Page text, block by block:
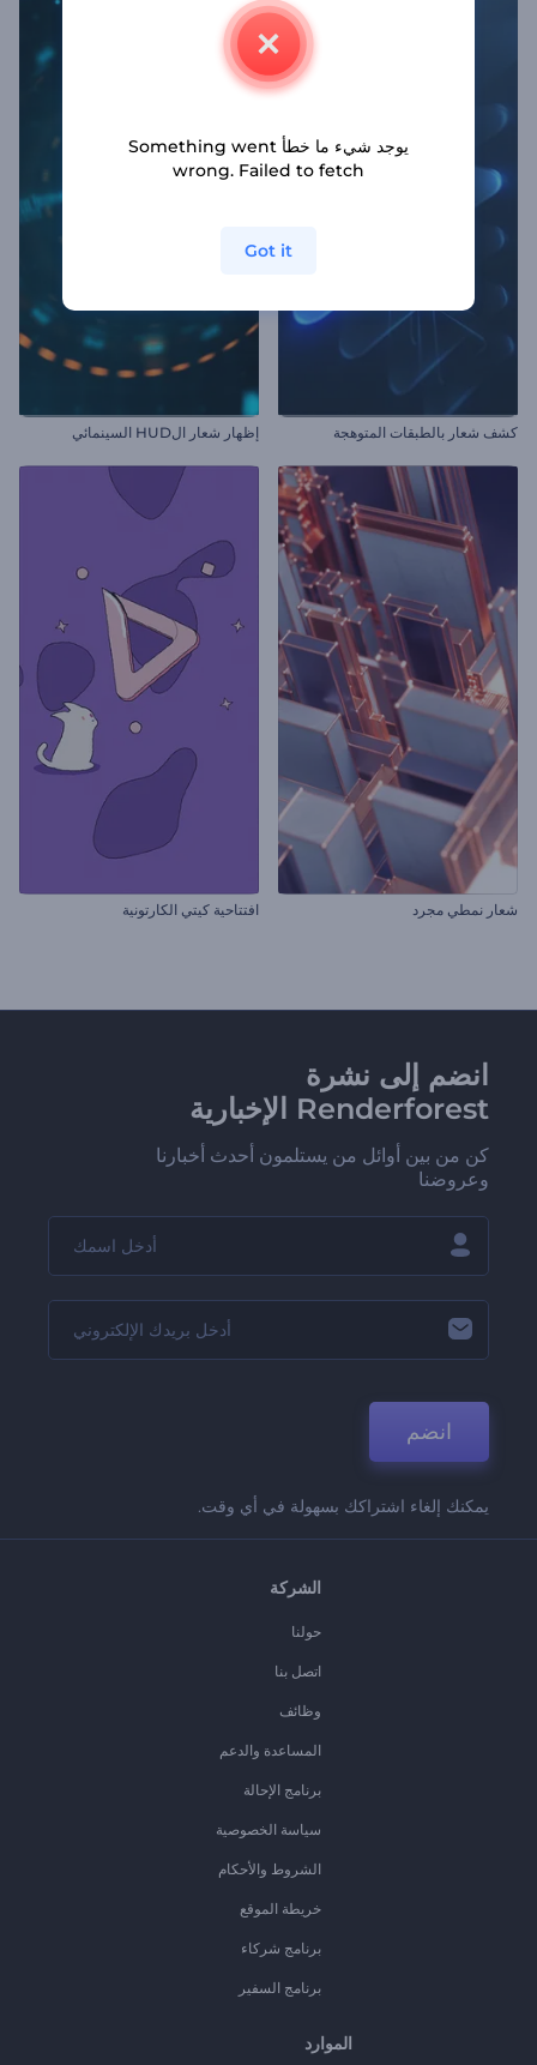
كشف شعار بالطبقات المتوهجة إظهار شعار الHUD السينمائي
شعار نمطي مجرد افتتاحية كيتي الكارتونية
انضم إلى نشرة
Renderforest الإخبارية
كن من بين أوائل من يستلمون أحدث أخبارنا
وعروضنا
انضم
يمكنك إلغاء اشتراكك بسهولة في أي وقت.
الشركة
حولنا
اتصل بنا
وظائف
المساعدة والدعم
برنامج الإحالة
سياسة الخصوصية
الشروط والأحكام
خريطة الموقع
برنامج شركاء
برنامج السفير
الموارد
يوجد شيء ما خطأ Something went
wrong. Failed to fetch
Got it